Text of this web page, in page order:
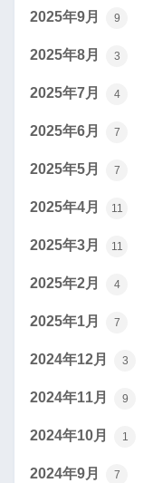
2025年9月 9
2025年8月 3
2025年7月 4
2025年6月 7
2025年5月 7
2025年4月 11
2025年3月 11
2025年2月 4
2025年1月 7
2024年12月 3
2024年11月 9
2024年10月 1
2024年9月 7